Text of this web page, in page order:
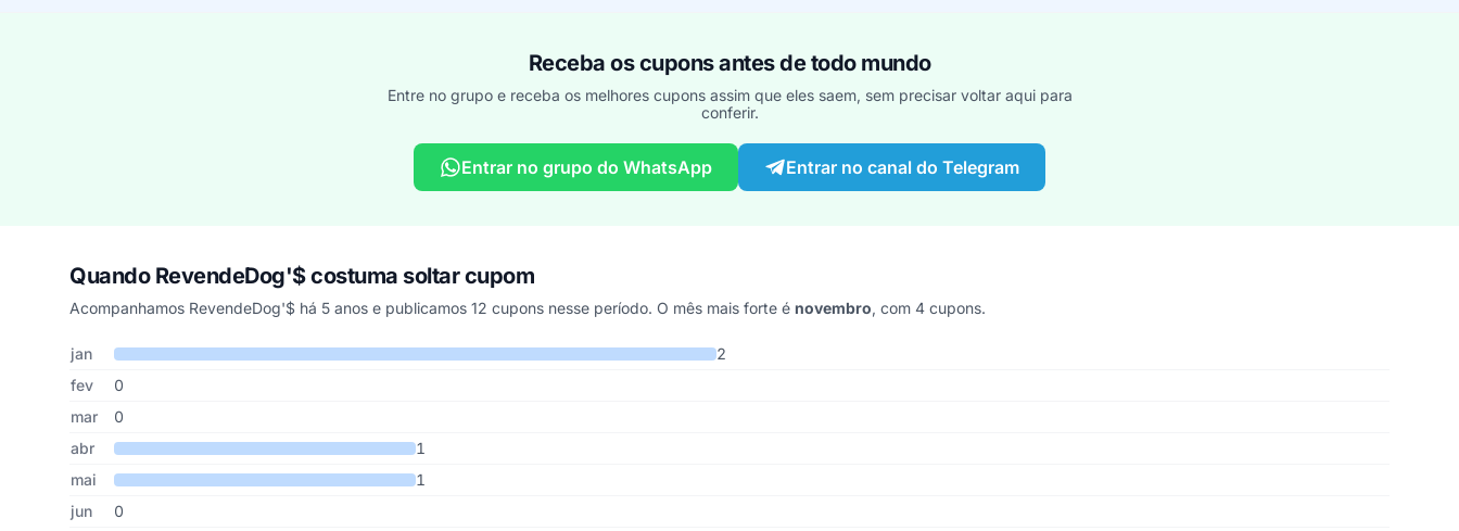
Receba os cupons antes de todo mundo
Entre no grupo e receba os melhores cupons assim que eles saem, sem precisar voltar aqui para
conferir.
Entrar no grupo do WhatsApp Entrar no canal do Telegram
Quando RevendeDog'$ costuma soltar cupom
Acompanhamos RevendeDog'$ há 5 anos e publicamos 12 cupons nesse período. O mês mais forte é novembro, com 4 cupons.
Cupons de RevendeDog'$ publicados por mês, somando os últimos 5 anos
Mês Cupons publicadosDesconto médio
jan
2
fev
0
mar
0
abr
1
mai
1
jun
0